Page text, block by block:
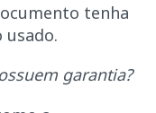
tenha
garantia?